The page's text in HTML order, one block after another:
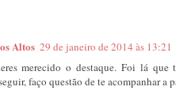
Altos 29 de janeiro de 2014 às 13:21
merecido o destaque. Foi lá
faço questão de te acompanhar a